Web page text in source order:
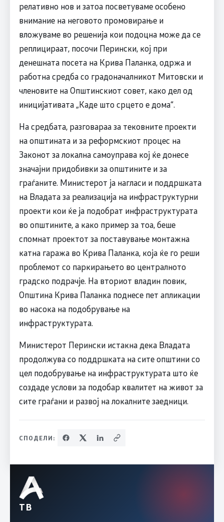
релативно нов и затоа посветуваме особено
внимание на неговото промовирање и
вложуваме во решенија кои подоцна може да се
реплицираат, посочи Перински, кој при
денешната посета на Крива Паланка, одржа и
работна средба со градоначалникот Митовски и
членовите на Општинскиот совет, како дел од
иницијативата „Каде што срцето е дома“.
На средбата, разговараа за тековните проекти
на општината и за реформскиот процес на
Законот за локална самоуправа кој ќе донесе
значајни придобивки за општините и за
граѓаните. Министерот ја нагласи и поддршката
на Владата за реализација на инфраструктурни
проекти кои ќе ја подобрат инфраструктурата
во општините, а како пример за тоа, беше
спомнат проектот за поставување монтажна
катна гаража во Крива Паланка, која ќе го реши
проблемот со паркирањето во централното
градско подрачје. На вториот владин повик,
Општина Крива Паланка поднесе пет апликации
во насока на подобрување на
инфраструктурата.
Министерот Перински истакна дека Владата
продолжува со поддршката на сите општини со
цел подобрување на инфраструктурата што ќе
создаде услови за подобар квалитет на живот за
сите граѓани и развој на локалните заедници.
СПОДЕЛИ:
ТВ